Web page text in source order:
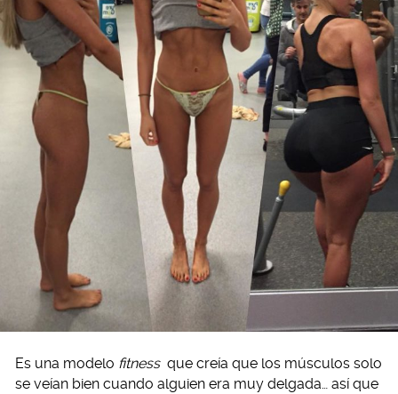
Es una modelo fitness que creía que los músculos solo
se veían bien cuando alguien era muy delgada… así que